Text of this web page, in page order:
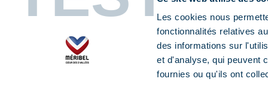
Les cookies nous
fonctionnalités relatives
des informations sur
et d'analyse, qui peuvent
fournies ou qu'ils ont
📢 La validité du Pass Explorateur est du
station).
📢 Le Pass Explorateur est une carte
chaque activité.
📢 La durée du Pass Explorateur est